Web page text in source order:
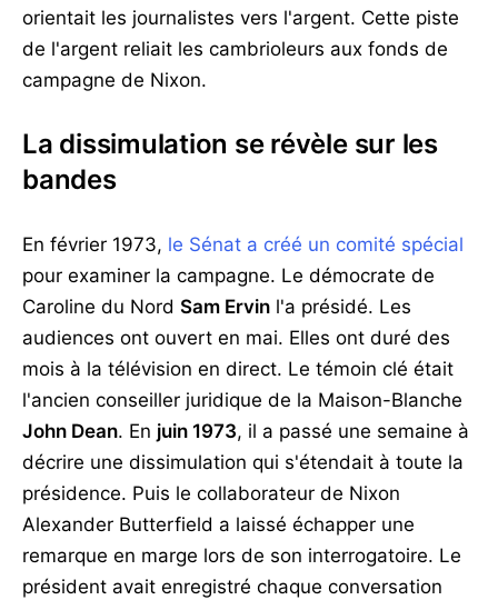
orientait les journalistes vers l'argent. Cette piste
de l'argent reliait les cambrioleurs aux fonds de
campagne de Nixon.
La dissimulation se révèle sur les
bandes
En février 1973, le Sénat a créé un comité spécial
pour examiner la campagne. Le démocrate de
Caroline du Nord Sam Ervin l'a présidé. Les
audiences ont ouvert en mai. Elles ont duré des
mois à la télévision en direct. Le témoin clé était
l'ancien conseiller juridique de la Maison-Blanche
John Dean. En juin 1973, il a passé une semaine à
décrire une dissimulation qui s'étendait à toute la
présidence. Puis le collaborateur de Nixon
Alexander Butterfield a laissé échapper une
remarque en marge lors de son interrogatoire. Le
président avait enregistré chaque conversation